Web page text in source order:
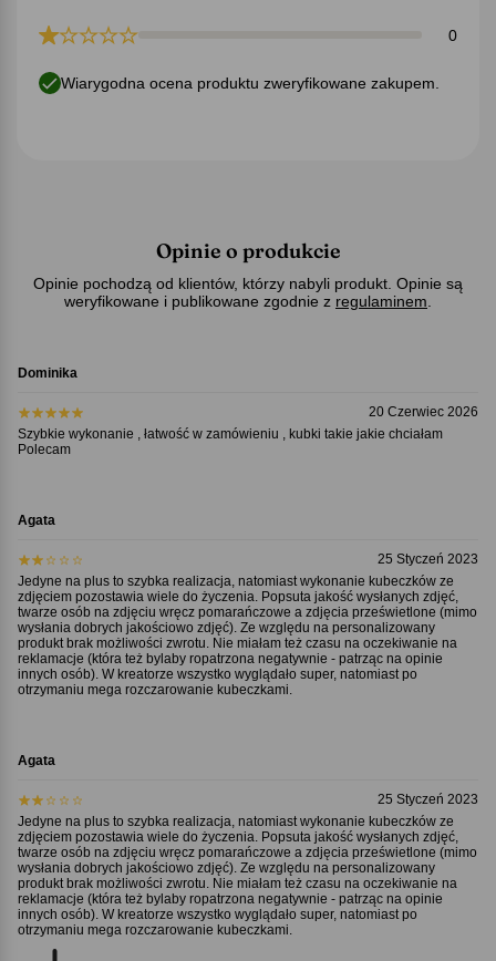
0
Wiarygodna ocena produktu zweryfikowane zakupem.
Opinie o produkcie
Opinie pochodzą od klientów, którzy nabyli produkt. Opinie są
weryfikowane i publikowane zgodnie z regulaminem
Dominika
20 Czerwiec 2026
Szybkie wykonanie , łatwość w zamówieniu , kubki takie jakie chciałam
Polecam
Agata
25 Styczeń 2023
Jedyne na plus to szybka realizacja, natomiast wykonanie kubeczków ze
zdjęciem pozostawia wiele do życzenia. Popsuta jakość wysłanych zdjęć,
twarze osób na zdjęciu wręcz pomarańczowe a zdjęcia prześwietlone (mimo
wysłania dobrych jakościowo zdjęć). Ze względu na personalizowany
produkt brak możliwości zwrotu. Nie miałam też czasu na oczekiwanie na
reklamacje (która też bylaby ropatrzona negatywnie - patrząc na opinie
innych osób). W kreatorze wszystko wyglądało super, natomiast po
otrzymaniu mega rozczarowanie kubeczkami.
Agata
25 Styczeń 2023
Jedyne na plus to szybka realizacja, natomiast wykonanie kubeczków ze
zdjęciem pozostawia wiele do życzenia. Popsuta jakość wysłanych zdjęć,
twarze osób na zdjęciu wręcz pomarańczowe a zdjęcia prześwietlone (mimo
wysłania dobrych jakościowo zdjęć). Ze względu na personalizowany
produkt brak możliwości zwrotu. Nie miałam też czasu na oczekiwanie na
reklamacje (która też bylaby ropatrzona negatywnie - patrząc na opinie
innych osób). W kreatorze wszystko wyglądało super, natomiast po
otrzymaniu mega rozczarowanie kubeczkami.